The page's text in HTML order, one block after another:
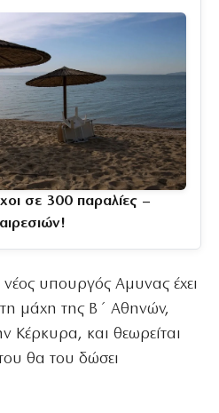
σε 300 παραλίες –
νέος υπουργός Αμυνας έχει
μάχη της Β΄ Αθηνών,
Κέρκυρα, και θεωρείται
θα του δώσει